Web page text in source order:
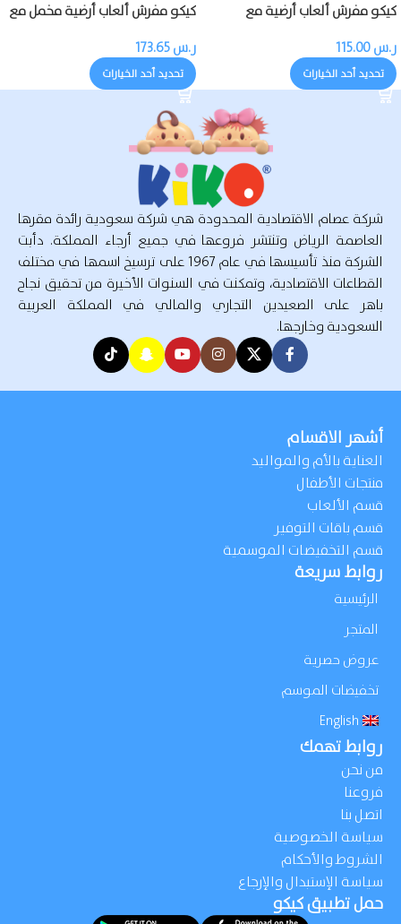
كيكو مفرش ألعاب أرضية مع
ر.س
تحديد أحد الخيارات
كيكو مفرش ألعاب أرضية مخمل مع
ر.س
تحديد أحد الخيارات
شركة عصام الاقتصادية المحدودة هي شركة سعودية رائدة مقرها
العاصمة الرياض وتنتشر فروعها في جميع أرجاء المملكة. دأبت
الشركة منذ تأسيسها في عام 1967 على ترسيخ اسمها في مختلف
القطاعات الاقتصادية، وتمكنت في السنوات الأخيرة من تحقيق نجاح
باهر على الصعيدين التجاري والمالي في المملكة العربية
السعودية وخارجها.
أشهر الاقسام
العناية بالأم والمواليد
منتجات الأطفال
قسم الألعاب
قسم باقات التوفير
قسم التخفيضات الموسمية
روابط سريعة
الرئيسية
المتجر
عروض حصرية
تخفيضات الموسم
English
روابط تهمك
من نحن
فروعنا
اتصل بنا
سياسة الخصوصية
الشروط والأحكام
سياسة الإستبدال والإرجاع
حمل تطبيق كيكو